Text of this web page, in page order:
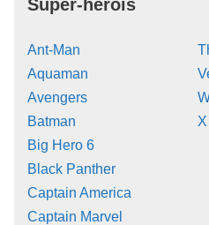
Super-heróis
Ant-Man
Aquaman
Avengers
Batman
Big Hero 6
Black Panther
Captain America
Captain Marvel